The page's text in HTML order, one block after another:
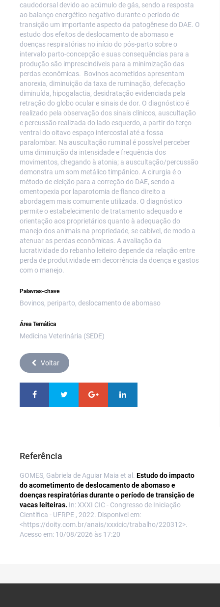
caudodorsal devido ao acúmulo de gás, sendo a resposta
ao balanço energético negativo durante o período de
transição um importante aspecto da patogênese do DAE. O
estudo dos efeitos de deslocamento de abomaso e
doenças respiratórias no início do pós-parto sobre o
intervalo parto-concepção e suas consequências para a
produção são imprescindíveis para a minimização das
perdas econômicas. Bovinos acometidos apresentam
anorexia, diminuição da taxa de ruminação, defecação
diminuída, hipogalactia, desidratação evidenciada pela
retração do globo ocular e sinais de dor. O diagnóstico é
realizado pela observação dos sinais clínicos, auscultação
e percussão realizada do lado esquerdo, a partir do terço
ventral do oitavo espaço intercostal até a fossa
paralombar. Na auscultação ruminal é possível perceber
uma diminuição da intensidade e frequência dos
movimentos, chegando à atonia; a auscultação/percussão
demonstra um som metálico timpânico. A cirurgia é o
método de eleição para a correção do DAE, sendo a
omentopexia por laparotomia de flanco direito a
abordagem mais comumente utilizada. O diagnóstico
permite o estabelecimento de tratamento adequado e
orientação aos proprietários quanto à adequação do
manejo dos animais na propriedade, se cabível, de modo a
atenuar as perdas econômicas. A avaliação da
lucratividade do rebanho leiteiro depende da relação entre
perda de produtividade em decorrência da doença e gastos
com o manejo.
Palavras-chave
Bovinos, periparto, deslocamento de abomaso
Área Temática
Medicina Veterinária (SEDE)
Voltar
Referência
GOMES, Gabriela de Aguiar Maia et al. Estudo do impacto
do acometimento de deslocamento de abomaso e
doenças respiratórias durante o período de transição de
vacas leiteiras. In: XXXI CIC - Congresso de Iniciação
Científica - UFRPE , 2022. Disponível em:
<https://doity.com.br/anais/xxxicic/trabalho/220312>.
Acesso em: 10/08/2026 às 17:20